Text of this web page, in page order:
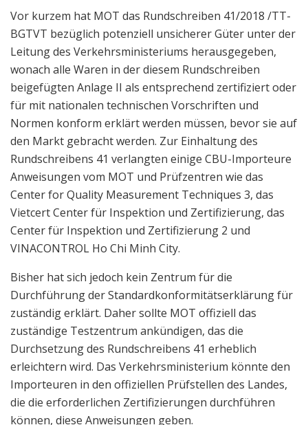
Vor kurzem hat MOT das Rundschreiben 41/2018 /TT-
BGTVT bezüglich potenziell unsicherer Güter unter der
Leitung des Verkehrsministeriums herausgegeben,
wonach alle Waren in der diesem Rundschreiben
beigefügten Anlage II als entsprechend zertifiziert oder
für mit nationalen technischen Vorschriften und
Normen konform erklärt werden müssen, bevor sie auf
den Markt gebracht werden. Zur Einhaltung des
Rundschreibens 41 verlangten einige CBU-Importeure
Anweisungen vom MOT und Prüfzentren wie das
Center for Quality Measurement Techniques 3, das
Vietcert Center für Inspektion und Zertifizierung, das
Center für Inspektion und Zertifizierung 2 und
VINACONTROL Ho Chi Minh City.
Bisher hat sich jedoch kein Zentrum für die
Durchführung der Standardkonformitätserklärung für
zuständig erklärt. Daher sollte MOT offiziell das
zuständige Testzentrum ankündigen, das die
Durchsetzung des Rundschreibens 41 erheblich
erleichtern wird. Das Verkehrsministerium könnte den
Importeuren in den offiziellen Prüfstellen des Landes,
die die erforderlichen Zertifizierungen durchführen
können, diese Anweisungen geben.